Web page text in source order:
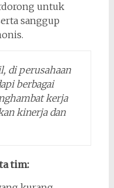
untuk
sanggup
di perusahaan
berbagai
kerja
kinerja dan
tim: